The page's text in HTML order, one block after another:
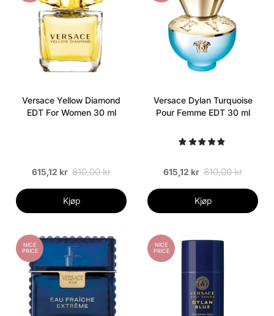
Versace Yellow Diamond
EDT For Women 30 ml
615,12 kr 810,00 kr
Kjøp
Versace Dylan Turquoise
Pour Femme EDT 30 ml
615,12 kr 810,00 kr
Kjøp
NICE
PRICE
NICE
PRICE